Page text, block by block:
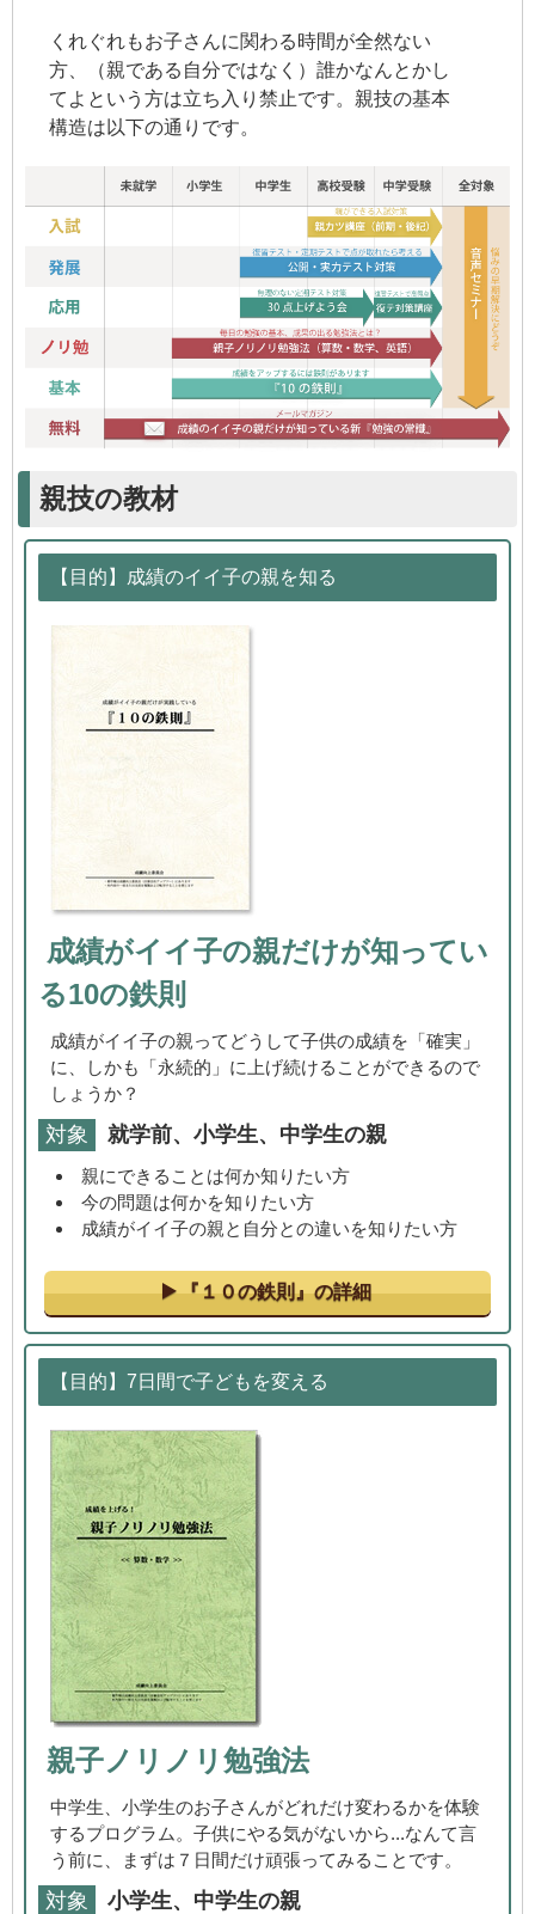
くれぐれもお子さんに関わる時間が全然ない
方、（親である自分ではなく）誰かなんとかし
てよという方は立ち入り禁止です。親技の基本
構造は以下の通りです。
親技の教材
【目的】成績のイイ子の親を知る
成績がイイ子の親だけが知ってい
る10の鉄則
成績がイイ子の親ってどうして子供の成績を「確実」
に、しかも「永続的」に上げ続けることができるので
しょうか？
対象 就学前、小学生、中学生の親
親にできることは何か知りたい方
今の問題は何かを知りたい方
成績がイイ子の親と自分との違いを知りたい方
『１０の鉄則』の詳細
【目的】7日間で子どもを変える
親子ノリノリ勉強法
中学生、小学生のお子さんがどれだけ変わるかを体験
するプログラム。子供にやる気がないから...なんて言
う前に、まずは７日間だけ頑張ってみることです。
対象 小学生、中学生の親